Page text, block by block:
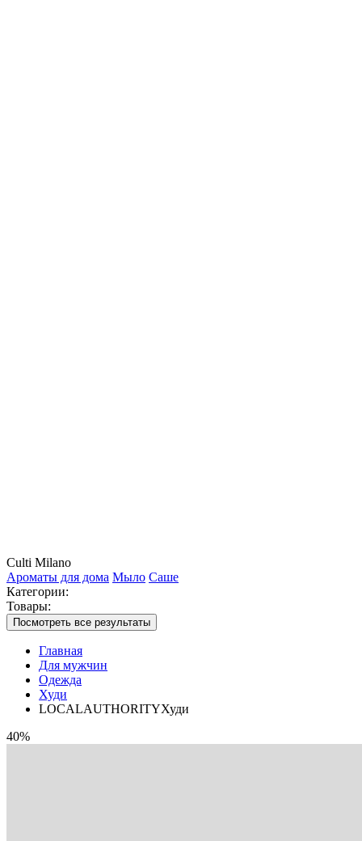
Culti Milano
Ароматы для дома Мыло Саше
Категории:
Товары:
Посмотреть все результаты
Главная
Для мужчин
Одежда
Худи
LOCALAUTHORITYХуди
40%